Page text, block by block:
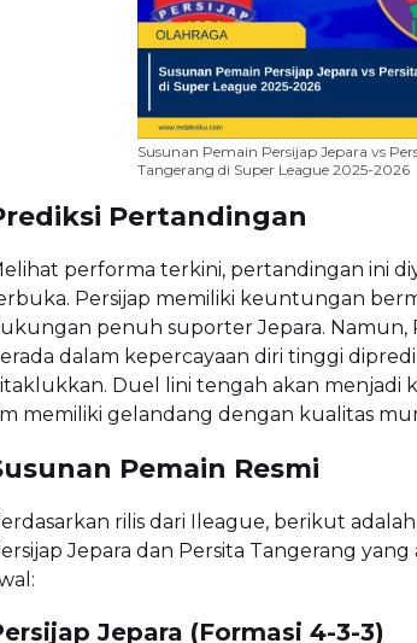
Susunan Pemain Persijap Jepara vs
Tangerang di Super League 2025-2026
Pertandingan
performa terkini, pertandingan ini
Persijap memiliki keuntungan
penuh suporter Jepara. Namun,
dalam kepercayaan diri tinggi
Duel lini tengah akan menjadi
memiliki gelandang dengan kualitas
Pemain Resmi
rilis dari Ileague, berikut
Jepara dan Persita Tangerang
Jepara (Formasi 4-3-3)